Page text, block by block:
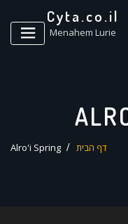
Cyta.co.il
Menahem Lurie
דף הבית Alro'i Spring